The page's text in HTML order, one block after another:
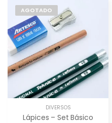
AGOTADO
DIVERSOS
Lápices – Set Básico